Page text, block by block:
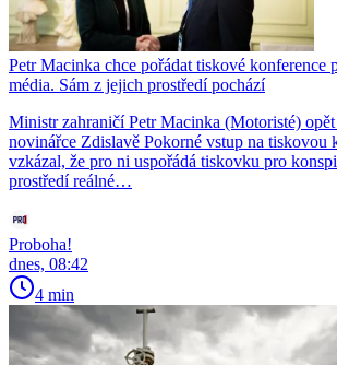
Petr Macinka chce pořádat tiskové konference
média. Sám z jejich prostředí pochází
Ministr zahraničí Petr Macinka (Motoristé)
novinářce Zdislavě Pokorné vstup na tiskovou
vzkázal, že pro ni uspořádá tiskovku pro
prostředí reálné…
Proboha!
dnes, 08:42
4 min